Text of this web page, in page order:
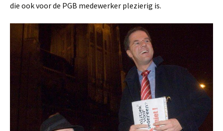
die ook voor de PGB medewerker plezierig is.